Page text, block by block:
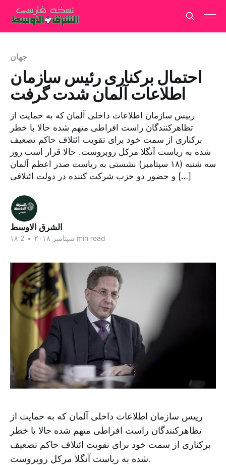
جهان
احتمال برکناری رئیس سازمان
اطلاعات آلمان شدت گرفت
رییس سازمان اطلاعات داخلی آلمان که به حمایت از
تظاهرکنندگان راست افراطی متهم شده حالا با خطر
برکناری از سمت خود برای تقویت ائتلاف حاکم تضعیف
شده به ریاست آنگلا مرکل روبروست. حالا قرار است روز
سه شنبه (۱۸ سپتامبر) نشستی به ریاست صدر اعظم آلمان
و حضور دو حزب شرکت کننده در دولت ائتلافی […]
الشرق الاوسط
۱۸ سپتامبر ۲۰۱۸ • 2 min read
رییس سازمان اطلاعات داخلی آلمان که به حمایت از
تظاهرکنندگان راست افراطی متهم شده حالا با خطر
برکناری از سمت خود برای تقویت ائتلاف حاکم تضعیف
شده به ریاست آنگلا مرکل روبروست.